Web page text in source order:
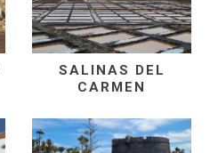
SALINAS DEL
CARMEN